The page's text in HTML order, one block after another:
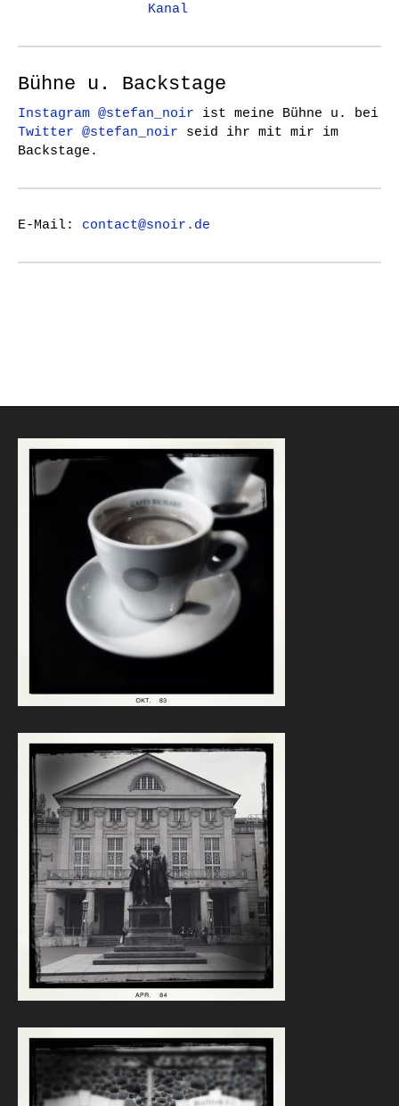
Kanal
Bühne u. Backstage
Instagram @stefan_noir ist meine Bühne u. bei
Twitter @stefan_noir seid ihr mit mir im
Backstage.
E-Mail: contact@snoir.de